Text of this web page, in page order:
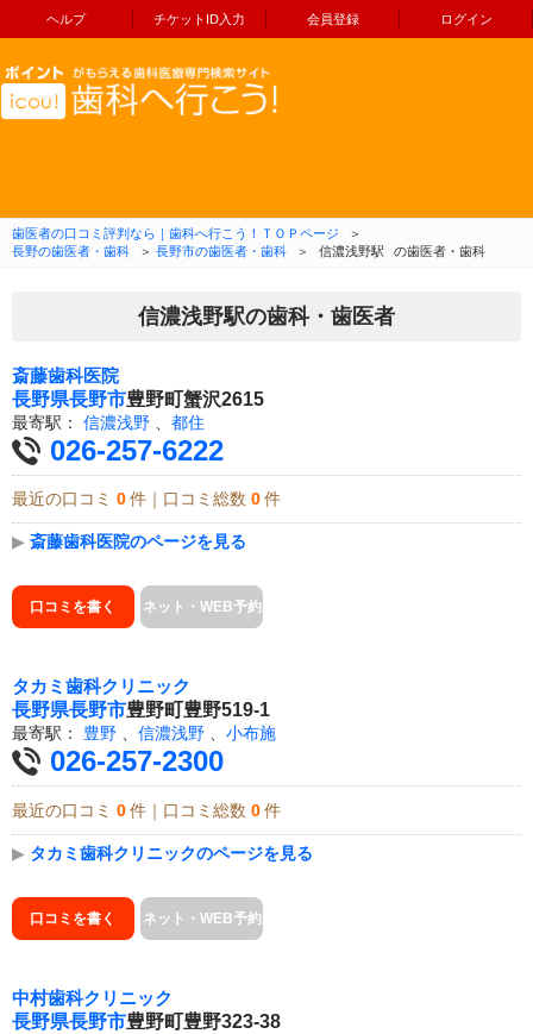
ヘルプ チケットID入力 会員登録 ログイン
コンテンツへ移動
歯医者の口コミ評判なら｜歯科へ行こう！ＴＯＰページ
＞
長野の歯医者・歯科
＞ 長野市の歯医者・歯科 ＞ 信濃浅野駅 の歯医者・歯科
信濃浅野駅の歯科・歯医者
斎藤歯科医院
長野県長野市豊野町蟹沢2615
最寄駅： 信濃浅野 都住
026-257-6222
最近の口コミ 0 件｜口コミ総数 0 件
▶ 斎藤歯科医院のページを見る
口コミを書く ネット・WEB予約
タカミ歯科クリニック
長野県長野市豊野町豊野519-1
最寄駅： 豊野 、 信濃浅野 、 小布施
026-257-2300
最近の口コミ 0 件｜口コミ総数 0 件
▶ タカミ歯科クリニックのページを見る
口コミを書く ネット・WEB予約
中村歯科クリニック
長野県長野市豊野町豊野323-38